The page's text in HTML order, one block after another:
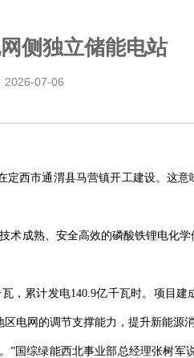
侧独立储能电站
2026-07-06
西市通渭县马营镇开工建设。这
成熟、安全高效的磷酸铁锂电化
，累计发电140.9亿千瓦时。项目
电网的调节支撑能力，提升新能源消
国综绿能西北事业部总经理张树军